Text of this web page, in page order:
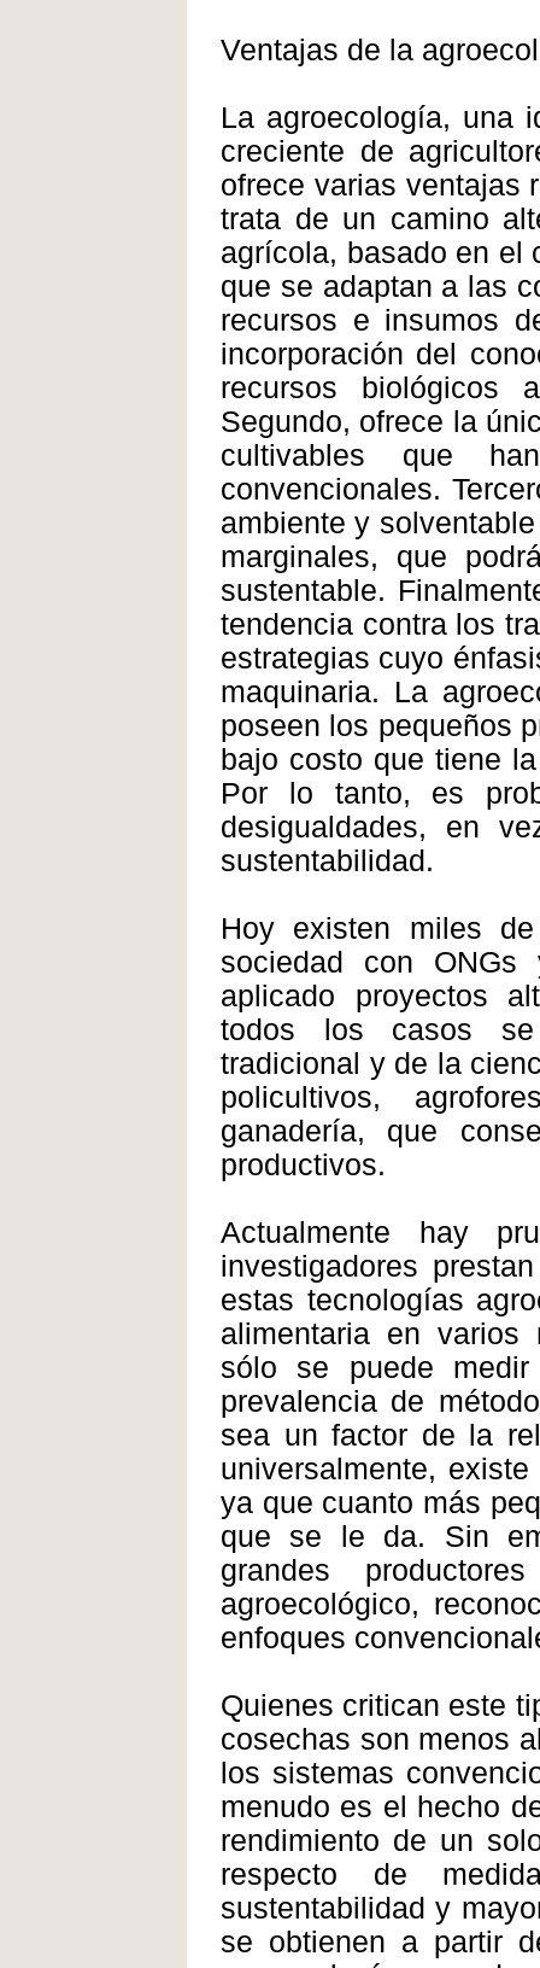
Ventajas de la
La agroecología, una
creciente de
ofrece varias ventajas
trata de un camino
agrícola, basado en el
que se adaptan a las
recursos e insumos
incorporación del
recursos biológicos
Segundo, ofrece la
cultivables que
convencionales.
ambiente y
marginales, que
sustentable.
tendencia contra los
estrategias cuyo
maquinaria. La
poseen los pequeños
bajo costo que tiene
Por lo tanto, es
desigualdades, en
sustentabilidad.
Hoy existen miles
sociedad con ONGs
aplicado proyectos
todos los casos se
tradicional y de la
policultivos,
ganadería, que
productivos.
Actualmente hay
investigadores
estas tecnologías
alimentaria en varios
sólo se puede
prevalencia de
sea un factor de la
universalmente,
ya que cuanto más
que se le da. Sin
grandes
agroecológico,
enfoques
Quienes critican este
cosechas son menos
los sistemas
menudo es el hecho
rendimiento de un
respecto de
sustentabilidad y
se obtienen a partir